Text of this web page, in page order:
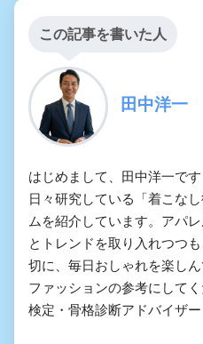
この記事を書いた人
田中洋一
はじめまして、田中洋一で
日々研究している「着こな
ムを紹介しています。アパ
とトレンドを取り入れつつ
切に、毎日おしゃれを楽し
ファッションの参考にして
検定・骨格診断アドバイザー